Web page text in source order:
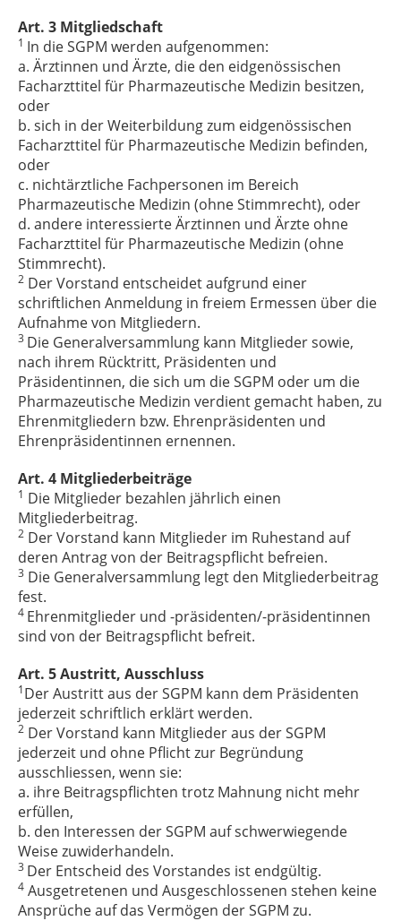
Art. 3 Mitgliedschaft
1 In die SGPM werden aufgenommen:
a. Ärztinnen und Ärzte, die den eidgenössischen
Facharzttitel für Pharmazeutische Medizin besitzen,
oder
b. sich in der Weiterbildung zum eidgenössischen
Facharzttitel für Pharmazeutische Medizin befinden,
oder
c. nichtärztliche Fachpersonen im Bereich
Pharmazeutische Medizin (ohne Stimmrecht), oder
d. andere interessierte Ärztinnen und Ärzte ohne
Facharzttitel für Pharmazeutische Medizin (ohne
Stimmrecht).
2 Der Vorstand entscheidet aufgrund einer
schriftlichen Anmeldung in freiem Ermessen über die
Aufnahme von Mitgliedern.
3 Die Generalversammlung kann Mitglieder sowie,
nach ihrem Rücktritt, Präsidenten und
Präsidentinnen, die sich um die SGPM oder um die
Pharmazeutische Medizin verdient gemacht haben, zu
Ehrenmitgliedern bzw. Ehrenpräsidenten und
Ehrenpräsidentinnen ernennen.
Art. 4 Mitgliederbeiträge
1 Die Mitglieder bezahlen jährlich einen
Mitgliederbeitrag.
2 Der Vorstand kann Mitglieder im Ruhestand auf
deren Antrag von der Beitragspflicht befreien.
3 Die Generalversammlung legt den Mitgliederbeitrag
fest.
4 Ehrenmitglieder und -präsidenten/-präsidentinnen
sind von der Beitragspflicht befreit.
Art. 5 Austritt, Ausschluss
1Der Austritt aus der SGPM kann dem Präsidenten
jederzeit schriftlich erklärt werden.
2 Der Vorstand kann Mitglieder aus der SGPM
jederzeit und ohne Pflicht zur Begründung
ausschliessen, wenn sie:
a. ihre Beitragspflichten trotz Mahnung nicht mehr
erfüllen,
b. den Interessen der SGPM auf schwerwiegende
Weise zuwiderhandeln.
3 Der Entscheid des Vorstandes ist endgültig.
4 Ausgetretenen und Ausgeschlossenen stehen keine
Ansprüche auf das Vermögen der SGPM zu.